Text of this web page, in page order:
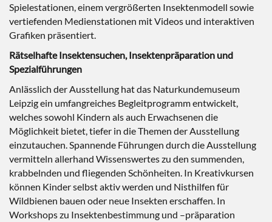
Spielestationen, einem vergrößerten Insektenmodell sowie
vertiefenden Medienstationen mit Videos und interaktiven
Grafiken präsentiert.
Rätselhafte Insektensuchen, Insektenpräparation und
Spezialführungen
Anlässlich der Ausstellung hat das Naturkundemuseum
Leipzig ein umfangreiches Begleitprogramm entwickelt,
welches sowohl Kindern als auch Erwachsenen die
Möglichkeit bietet, tiefer in die Themen der Ausstellung
einzutauchen. Spannende Führungen durch die Ausstellung
vermitteln allerhand Wissenswertes zu den summenden,
krabbelnden und fliegenden Schönheiten. In Kreativkursen
können Kinder selbst aktiv werden und Nisthilfen für
Wildbienen bauen oder neue Insekten erschaffen. In
Workshops zu Insektenbestimmung und –präparation